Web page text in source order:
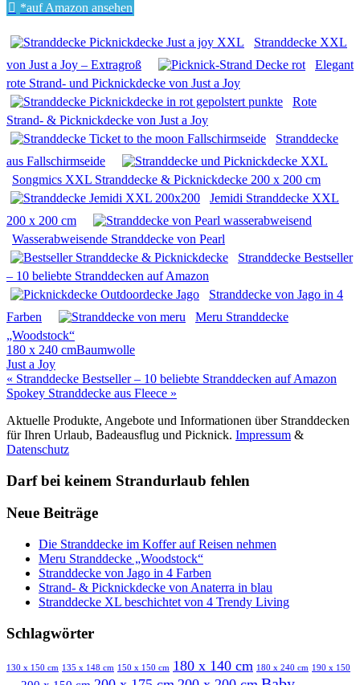
*auf Amazon ansehen
Stranddecke XXL
von Just a Joy – Extragroß
Elegant
rote Strand- und Picknickdecke von Just a Joy
Rote
Strand- & Picknickdecke von Just a Joy
Stranddecke
aus Fallschirmseide
Songmics XXL Stranddecke & Picknickdecke 200 x 200 cm
Jemidi Stranddecke XXL
200 x 200 cm
Wasserabweisende Stranddecke von Pearl
Stranddecke Bestseller
– 10 beliebte Stranddecken auf Amazon
Stranddecke von Jago in 4
Farben
Meru Stranddecke
„Woodstock“
180 x 240 cmBaumwolle
Just a Joy
Beitragsnavigation
« Stranddecke Bestseller – 10 beliebte Stranddecken auf Amazon
Spokey Stranddecke aus Fleece »
Aktuelle Produkte, Angebote und Informationen über Stranddecken
für Ihren Urlaub, Badeausflug und Picknick. Impressum &
Datenschutz
Darf bei keinem Strandurlaub fehlen
Neue Beiträge
Die Stranddecke im Koffer auf Reisen nehmen
Meru Stranddecke „Woodstock“
Stranddecke von Jago in 4 Farben
Strand- & Picknickdecke von Anaterra in blau
Stranddecke XL beschichtet von 4 Trendy Living
Schlagwörter
130 x 150 cm 135 x 148 cm 150 x 150 cm 180 x 140 cm 180 x 240 cm 190 x 150